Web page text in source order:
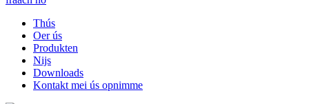
Thús
Oer ús
Produkten
Nijs
Downloads
Kontakt mei ús opnimme